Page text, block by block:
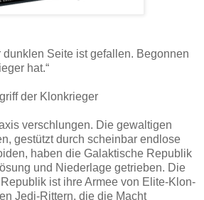
dunklen Seite ist gefallen. Begonnen
hat.“
der Klonkrieger
verschlungen. Die gewaltigen
gestützt durch scheinbar endlose
haben die Galaktische Republik
und Niederlage getrieben. Die
ist ihre Armee von Elite-Klon-
Jedi-Rittern, die die Macht